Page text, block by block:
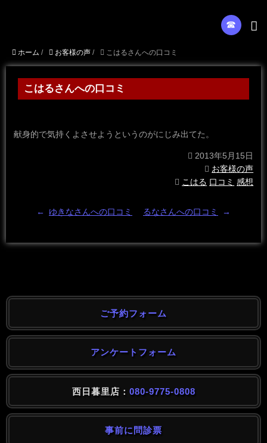
☎︎
ホーム / お客様の声 / こはるさんへの口コミ
こはるさんへの口コミ
献身的で気持くよさせようというのがにじみ出てた。
2013年5月15日
お客様の声
こはる 口コミ 感想
← ゆきなさんへの口コミ るなさんへの口コミ →
ご予約フォーム
アンケートフォーム
西日暮里店： 080-9775-0808
事前に問診票